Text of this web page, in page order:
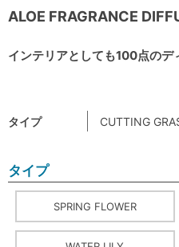
ALOE FRAGRANCE
インテリアとしても100点のデ
タイプ CUTTING
タイプ
SPRING FLOWER